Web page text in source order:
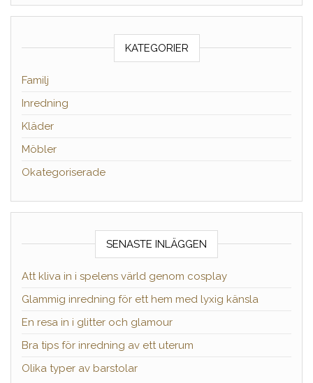
KATEGORIER
Familj
Inredning
Kläder
Möbler
Okategoriserade
SENASTE INLÄGGEN
Att kliva in i spelens värld genom cosplay
Glammig inredning för ett hem med lyxig känsla
En resa in i glitter och glamour
Bra tips för inredning av ett uterum
Olika typer av barstolar